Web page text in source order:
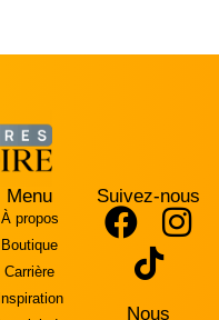
Menu
À propos
Boutique
Carrière
Inspiration
Suivez-nous
Nous